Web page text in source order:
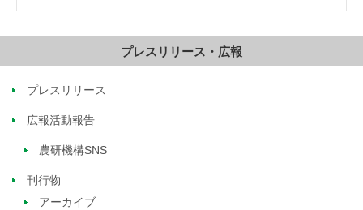
プレスリリース・広報
プレスリリース
広報活動報告
農研機構SNS
刊行物
アーカイブ